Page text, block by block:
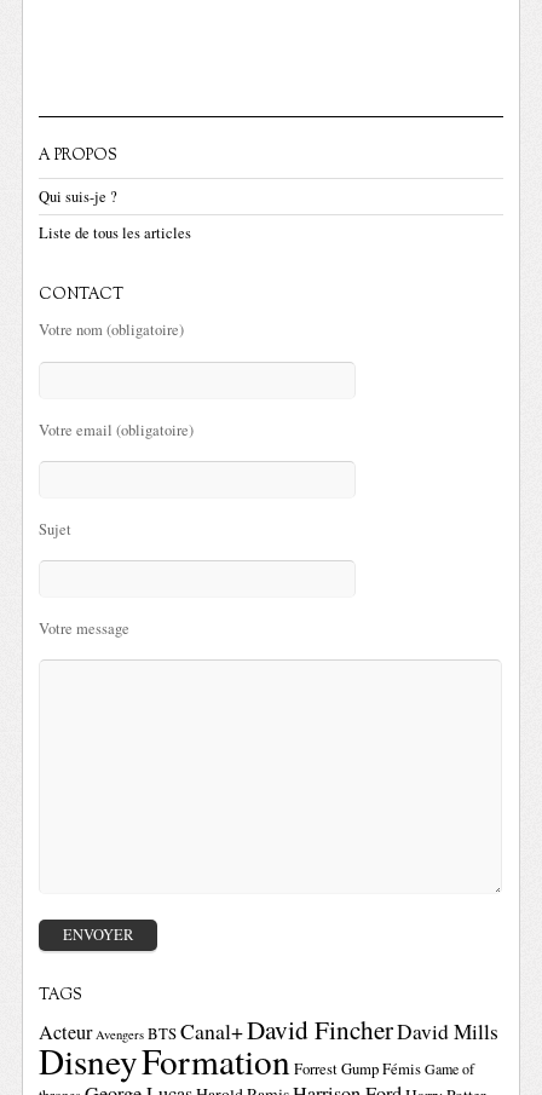
A PROPOS
Qui suis-je ?
Liste de tous les articles
CONTACT
Votre nom (obligatoire)
Votre email (obligatoire)
Sujet
Votre message
TAGS
Acteur Avengers BTSCanal+David FincherDavid Mills
DisneyFormationForrest GumpFémis Game of